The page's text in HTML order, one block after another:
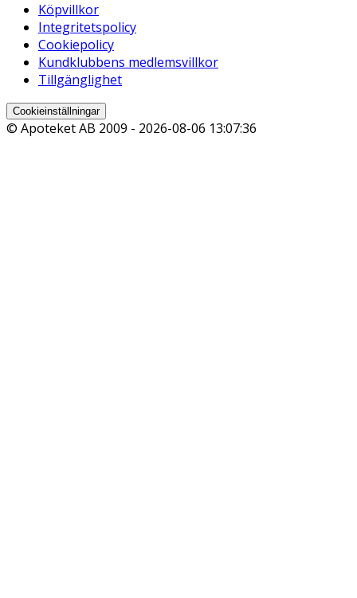
Köpvillkor
Integritetspolicy
Cookiepolicy
Kundklubbens medlemsvillkor
Tillgänglighet
Cookieinställningar
© Apoteket AB 2009 - 2026-08-06 13:07:36